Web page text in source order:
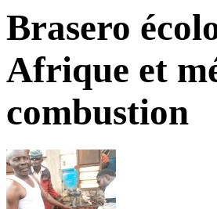
Brasero
Afrique et
combustion